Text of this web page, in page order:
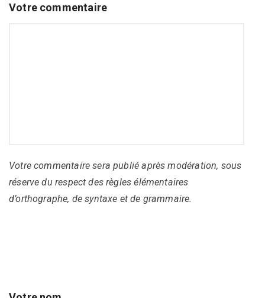
Votre commentaire
Votre commentaire sera publié après modération, sous
réserve du respect des règles élémentaires
d’orthographe, de syntaxe et de grammaire.